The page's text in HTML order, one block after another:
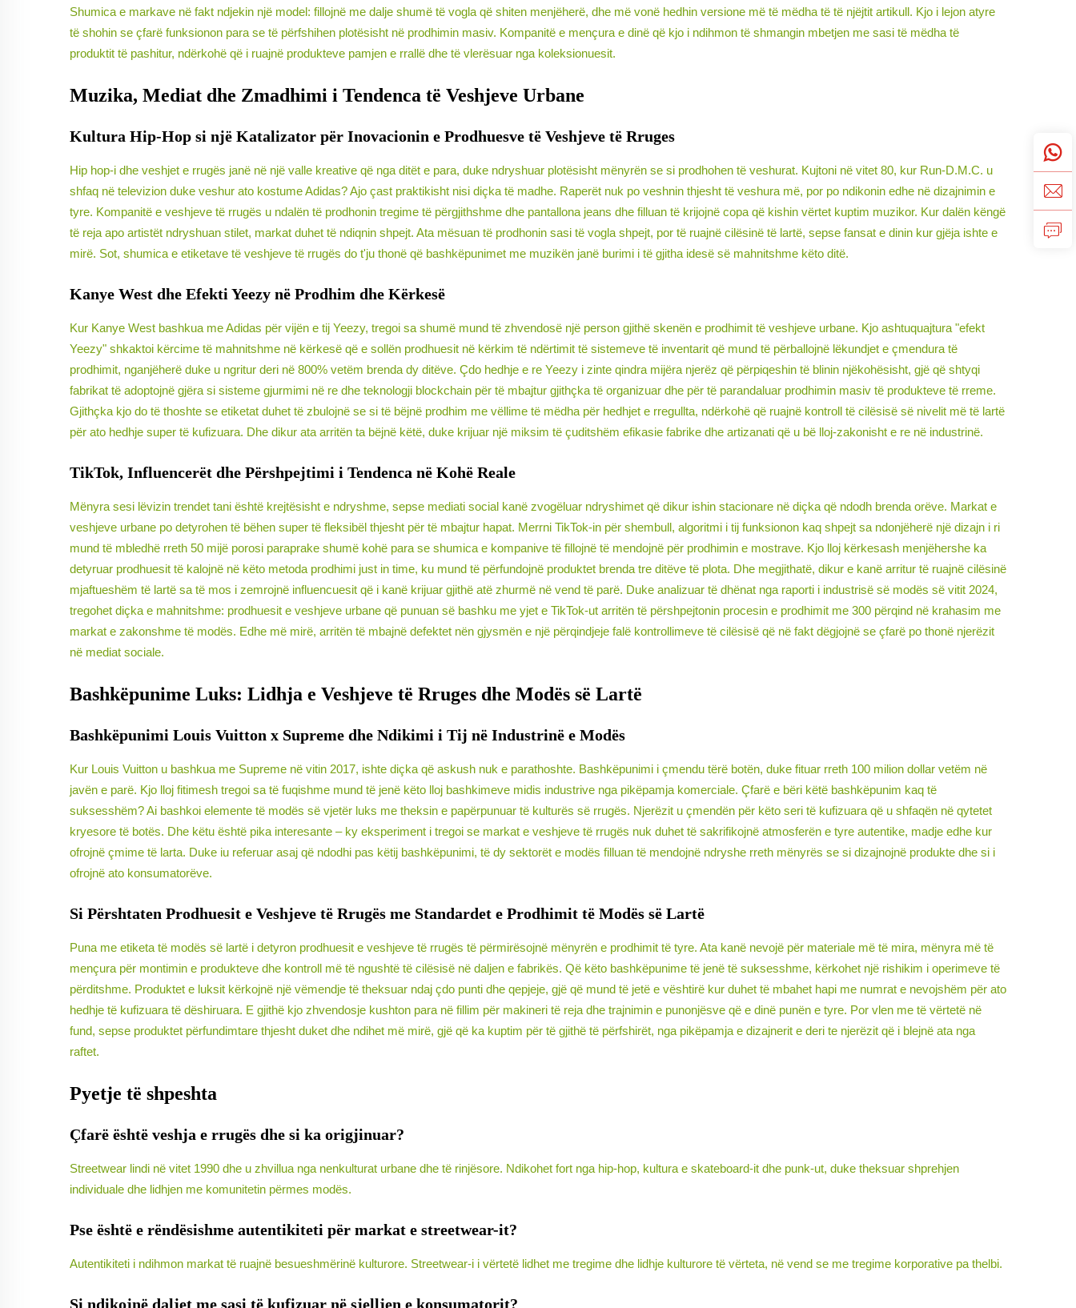
Shumica e markave në fakt ndjekin një model: fillojnë me dalje shumë të vogla që shiten menjëherë, dhe më vonë hedhin versione më të mëdha të të njëjtit artikull. Kjo i lejon atyre
të shohin se çfarë funksionon para se të përfshihen plotësisht në prodhimin masiv. Kompanitë e mençura e dinë që kjo i ndihmon të shmangin mbetjen me sasi të mëdha të
produktit të pashitur, ndërkohë që i ruajnë produkteve pamjen e rrallë dhe të vlerësuar nga koleksionuesit.
Muzika, Mediat dhe Zmadhimi i Tendenca të Veshjeve Urbane
Kultura Hip-Hop si një Katalizator për Inovacionin e Prodhuesve të Veshjeve të Rruges
Hip hop-i dhe veshjet e rrugës janë në një valle kreative që nga ditët e para, duke ndryshuar plotësisht mënyrën se si prodhohen të veshurat. Kujtoni në vitet 80, kur Run-D.M.C. u
shfaq në televizion duke veshur ato kostume Adidas? Ajo çast praktikisht nisi diçka të madhe. Raperët nuk po veshnin thjesht të veshura më, por po ndikonin edhe në dizajnimin e
tyre. Kompanitë e veshjeve të rrugës u ndalën të prodhonin tregime të përgjithshme dhe pantallona jeans dhe filluan të krijojnë copa që kishin vërtet kuptim muzikor. Kur dalën këngë
të reja apo artistët ndryshuan stilet, markat duhet të ndiqnin shpejt. Ata mësuan të prodhonin sasi të vogla shpejt, por të ruajnë cilësinë të lartë, sepse fansat e dinin kur gjëja ishte e
mirë. Sot, shumica e etiketave të veshjeve të rrugës do t'ju thonë që bashkëpunimet me muzikën janë burimi i të gjitha idesë së mahnitshme këto ditë.
Kanye West dhe Efekti Yeezy në Prodhim dhe Kërkesë
Kur Kanye West bashkua me Adidas për vijën e tij Yeezy, tregoi sa shumë mund të zhvendosë një person gjithë skenën e prodhimit të veshjeve urbane. Kjo ashtuquajtura "efekt
Yeezy" shkaktoi kërcime të mahnitshme në kërkesë që e sollën prodhuesit në kërkim të ndërtimit të sistemeve të inventarit që mund të përballojnë lëkundjet e çmendura të
prodhimit, nganjëherë duke u ngritur deri në 800% vetëm brenda dy ditëve. Çdo hedhje e re Yeezy i zinte qindra mijëra njerëz që përpiqeshin të blinin njëkohësisht, gjë që shtyqi
fabrikat të adoptojnë gjëra si sisteme gjurmimi në re dhe teknologji blockchain për të mbajtur gjithçka të organizuar dhe për të parandaluar prodhimin masiv të produkteve të rreme.
Gjithçka kjo do të thoshte se etiketat duhet të zbulojnë se si të bëjnë prodhim me vëllime të mëdha për hedhjet e rregullta, ndërkohë që ruajnë kontroll të cilësisë së nivelit më të lartë
për ato hedhje super të kufizuara. Dhe dikur ata arritën ta bëjnë këtë, duke krijuar një miksim të çuditshëm efikasie fabrike dhe artizanati që u bë lloj-zakonisht e re në industrinë.
TikTok, Influencerët dhe Përshpejtimi i Tendenca në Kohë Reale
Mënyra sesi lëvizin trendet tani është krejtësisht e ndryshme, sepse mediati social kanë zvogëluar ndryshimet që dikur ishin stacionare në diçka që ndodh brenda orëve. Markat e
veshjeve urbane po detyrohen të bëhen super të fleksibël thjesht për të mbajtur hapat. Merrni TikTok-in për shembull, algoritmi i tij funksionon kaq shpejt sa ndonjëherë një dizajn i ri
mund të mbledhë rreth 50 mijë porosi paraprake shumë kohë para se shumica e kompanive të fillojnë të mendojnë për prodhimin e mostrave. Kjo lloj kërkesash menjëhershe ka
detyruar prodhuesit të kalojnë në këto metoda prodhimi just in time, ku mund të përfundojnë produktet brenda tre ditëve të plota. Dhe megjithatë, dikur e kanë arritur të ruajnë cilësinë
mjaftueshëm të lartë sa të mos i zemrojnë influencuesit që i kanë krijuar gjithë atë zhurmë në vend të parë. Duke analizuar të dhënat nga raporti i industrisë së modës së vitit 2024,
tregohet diçka e mahnitshme: prodhuesit e veshjeve urbane që punuan së bashku me yjet e TikTok-ut arritën të përshpejtonin procesin e prodhimit me 300 përqind në krahasim me
markat e zakonshme të modës. Edhe më mirë, arritën të mbajnë defektet nën gjysmën e një përqindjeje falë kontrollimeve të cilësisë që në fakt dëgjojnë se çfarë po thonë njerëzit
në mediat sociale.
Bashkëpunime Luks: Lidhja e Veshjeve të Rruges dhe Modës së Lartë
Bashkëpunimi Louis Vuitton x Supreme dhe Ndikimi i Tij në Industrinë e Modës
Kur Louis Vuitton u bashkua me Supreme në vitin 2017, ishte diçka që askush nuk e parathoshte. Bashkëpunimi i çmendu tërë botën, duke fituar rreth 100 milion dollar vetëm në
javën e parë. Kjo lloj fitimesh tregoi sa të fuqishme mund të jenë këto lloj bashkimeve midis industrive nga pikëpamja komerciale. Çfarë e bëri këtë bashkëpunim kaq të
suksesshëm? Ai bashkoi elemente të modës së vjetër luks me theksin e papërpunuar të kulturës së rrugës. Njerëzit u çmendën për këto seri të kufizuara që u shfaqën në qytetet
kryesore të botës. Dhe këtu është pika interesante – ky eksperiment i tregoi se markat e veshjeve të rrugës nuk duhet të sakrifikojnë atmosferën e tyre autentike, madje edhe kur
ofrojnë çmime të larta. Duke iu referuar asaj që ndodhi pas këtij bashkëpunimi, të dy sektorët e modës filluan të mendojnë ndryshe rreth mënyrës se si dizajnojnë produkte dhe si i
ofrojnë ato konsumatorëve.
Si Përshtaten Prodhuesit e Veshjeve të Rrugës me Standardet e Prodhimit të Modës së Lartë
Puna me etiketa të modës së lartë i detyron prodhuesit e veshjeve të rrugës të përmirësojnë mënyrën e prodhimit të tyre. Ata kanë nevojë për materiale më të mira, mënyra më të
mençura për montimin e produkteve dhe kontroll më të ngushtë të cilësisë në daljen e fabrikës. Që këto bashkëpunime të jenë të suksesshme, kërkohet një rishikim i operimeve të
përditshme. Produktet e luksit kërkojnë një vëmendje të theksuar ndaj çdo punti dhe qepjeje, gjë që mund të jetë e vështirë kur duhet të mbahet hapi me numrat e nevojshëm për ato
hedhje të kufizuara të dëshiruara. E gjithë kjo zhvendosje kushton para në fillim për makineri të reja dhe trajnimin e punonjësve që e dinë punën e tyre. Por vlen me të vërtetë në
fund, sepse produktet përfundimtare thjesht duket dhe ndihet më mirë, gjë që ka kuptim për të gjithë të përfshirët, nga pikëpamja e dizajnerit e deri te njerëzit që i blejnë ata nga
raftet.
Pyetje të shpeshta
Çfarë është veshja e rrugës dhe si ka origjinuar?
Streetwear lindi në vitet 1990 dhe u zhvillua nga nenkulturat urbane dhe të rinjësore. Ndikohet fort nga hip-hop, kultura e skateboard-it dhe punk-ut, duke theksuar shprehjen
individuale dhe lidhjen me komunitetin përmes modës.
Pse është e rëndësishme autentikiteti për markat e streetwear-it?
Autentikiteti i ndihmon markat të ruajnë besueshmërinë kulturore. Streetwear-i i vërtetë lidhet me tregime dhe lidhje kulturore të vërteta, në vend se me tregime korporative pa thelbi.
Si ndikojnë daljet me sasi të kufizuar në sjelljen e konsumatorit?